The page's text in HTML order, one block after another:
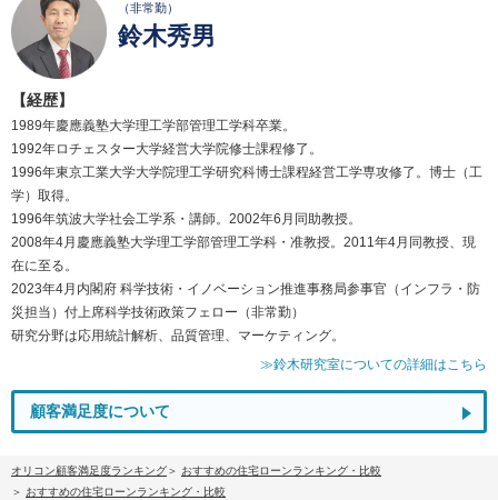
（非常勤）
鈴木秀男
【経歴】
1989年慶應義塾大学理工学部管理工学科卒業。
1992年ロチェスター大学経営大学院修士課程修了。
1996年東京工業大学大学院理工学研究科博士課程経営工学専攻修了。博士（工
学）取得。
1996年筑波大学社会工学系・講師。2002年6月同助教授。
2008年4月慶應義塾大学理工学部管理工学科・准教授。2011年4月同教授、現
在に至る。
2023年4月内閣府 科学技術・イノベーション推進事務局参事官（インフラ・防
災担当）付上席科学技術政策フェロー（非常勤）
研究分野は応用統計解析、品質管理、マーケティング。
≫鈴木研究室についての詳細はこちら
顧客満足度について
オリコン顧客満足度ランキング
おすすめの住宅ローンランキング・比較
おすすめの住宅ローンランキング・比較